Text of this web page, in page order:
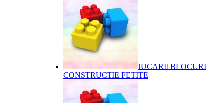
JUCARII BLOCURI
CONSTRUCTIE FETITE